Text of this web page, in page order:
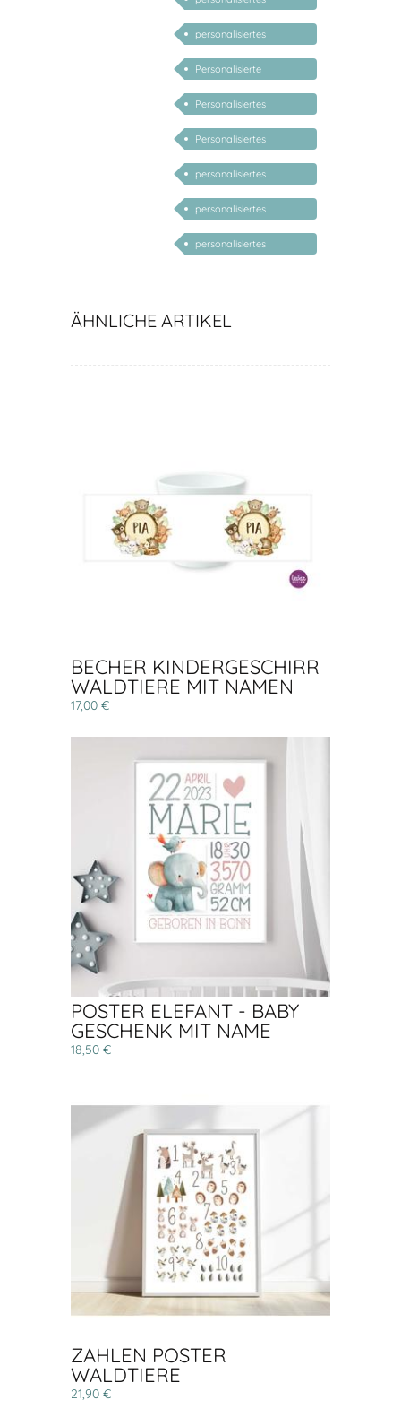
Babygeschenk Mädchen
personalisiertes
Babygeschenk Junge
Personalisierte
Geschenke für Kinder
Personalisiertes
Geschenk zur Geburt
Personalisiertes
Geschenk zur Taufe
personalisiertes
Geschenk Baby
personalisiertes
Geschenk zu Ostern
personalisiertes
ÄHNLICHE ARTIKEL
BECHER KINDERGESCHIRR
WALDTIERE MIT NAMEN
17,00 €
POSTER ELEFANT - BABY
GESCHENK MIT NAME
18,50 €
ZAHLEN POSTER
WALDTIERE
21,90 €